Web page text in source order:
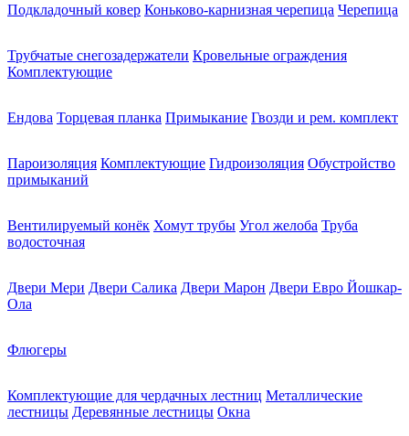
Подкладочный ковер Коньково-карнизная черепица Черепица
Трубчатые снегозадержатели Кровельные ограждения
Комплектующие
Ендова Торцевая планка Примыкание Гвозди и рем. комплект
Пароизоляция Комплектующие Гидроизоляция Обустройство
примыканий
Вентилируемый конёк Хомут трубы Угол желоба Труба
водосточная
Двери Мери Двери Салика Двери Марон Двери Евро Йошкар-
Ола
Флюгеры
Комплектующие для чердачных лестниц Металлические
лестницы Деревянные лестницы Окна